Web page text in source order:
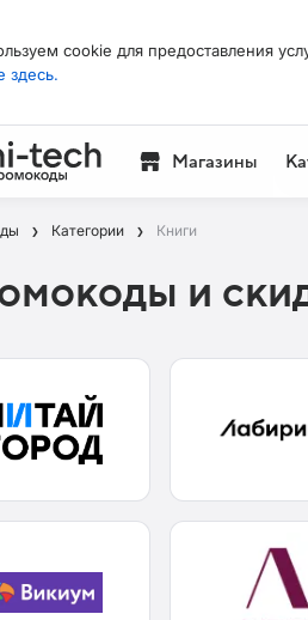
cookie для предоставления
здесь.
Магазины
Категории Книги
и